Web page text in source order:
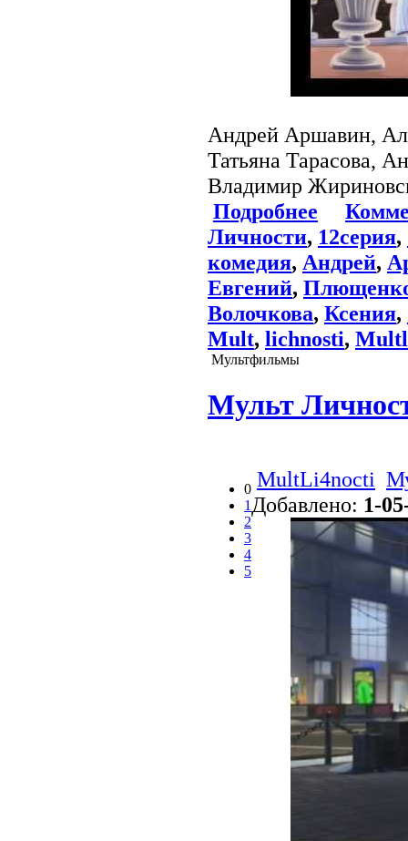
Андрей Аршавин,
Татьяна Тарасова,
Владимир
Подробнее
Личности, 12серия,
комедия, Андрей,
Евгений,
Волочкова, Ксения,
Mult, lichnosti,
Мультфильмы
Мульт
0
1
2
3
4
5
MultLi4nocti
Добавлено: 1-